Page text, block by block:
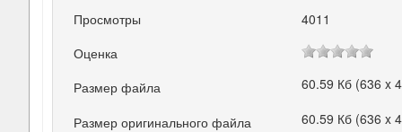
Просмотры
4011
Оценка
Размер файла
60.59 Кб (636 x
Размер оригинального файла 60.59 Кб (636 x